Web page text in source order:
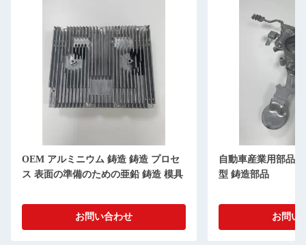
OEM アルミニウム 鋳造 鋳造 プロセ
ス 表面の準備のための亜鉛 鋳造 模具
お問い合わせ
自動車産業用部品
型 鋳造部品
お問い